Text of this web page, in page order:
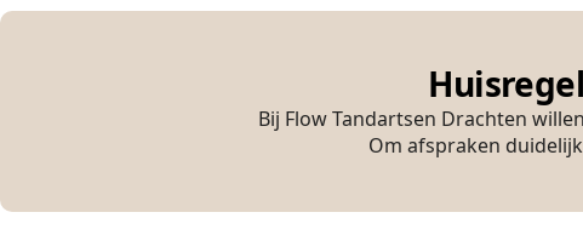
Bij Flow Tandartsen Drachten
Om afspraken